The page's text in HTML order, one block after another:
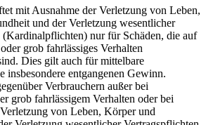
mit Ausnahme der Verletzung von Leben,
und der Verletzung wesentlicher
(Kardinalpflichten) nur für Schäden, die auf
grob fahrlässiges Verhalten
Dies gilt auch für mittelbare
insbesondere entgangenen Gewinn.
Verbrauchern außer bei
grob fahrlässigem Verhalten oder bei
von Leben, Körper und